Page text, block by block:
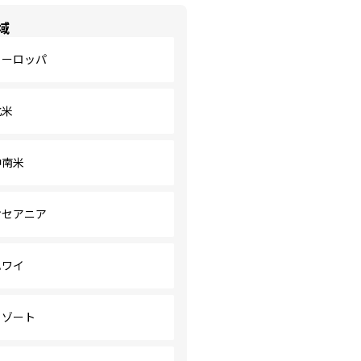
ロッパ
米
アニア
イ
ート